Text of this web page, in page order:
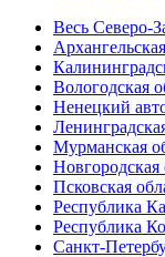
Весь Северо-
Вологодская
Ненецкий
Мурманская
Новгородская
Псковская
Республика
Республика
Санкт-